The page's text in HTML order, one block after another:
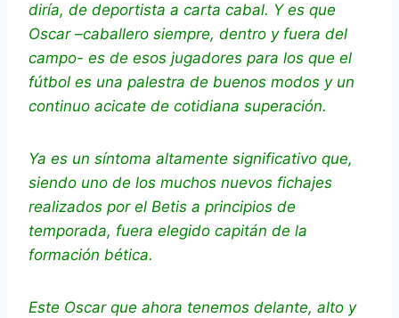
diría, de deportista a carta cabal. Y es que
Oscar –caballero siempre, dentro y fuera del
campo- es de esos jugadores para los que el
fútbol es una palestra de buenos modos y un
continuo acicate de cotidiana superación.
Ya es un síntoma altamente significativo que,
siendo uno de los muchos nuevos fichajes
realizados por el Betis a principios de
temporada, fuera elegido capitán de la
formación bética.
Este Oscar que ahora tenemos delante, alto y